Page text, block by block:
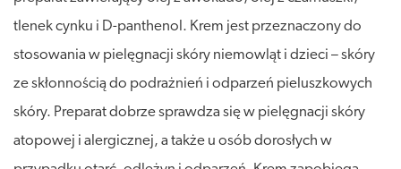
tlenek cynku i D-panthenol. Krem jest przeznaczony do
stosowania w pielęgnacji skóry niemowląt i dzieci – skóry
ze skłonnością do podrażnień i odparzeń pieluszkowych
skóry. Preparat dobrze sprawdza się w pielęgnacji skóry
atopowej i alergicznej, a także u osób dorosłych w